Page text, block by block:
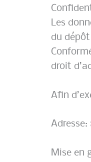
Les
du dépôt
droit
Afin
Adresse:
Mise en